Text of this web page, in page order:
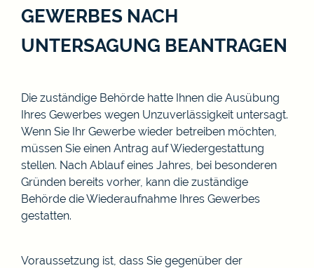
GEWERBES NACH
UNTERSAGUNG BEANTRAGEN
Die zuständige Behörde hatte Ihnen die Ausübung
Ihres Gewerbes wegen Unzuverlässigkeit untersagt.
Wenn Sie Ihr Gewerbe wieder betreiben möchten,
müssen Sie einen Antrag auf Wiedergestattung
stellen. Nach Ablauf eines Jahres, bei besonderen
Gründen bereits vorher, kann die zuständige
Behörde die Wiederaufnahme Ihres Gewerbes
gestatten.
Voraussetzung ist, dass Sie gegenüber der